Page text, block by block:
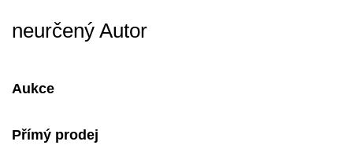
neurčený Autor
Aukce
Přímý prodej